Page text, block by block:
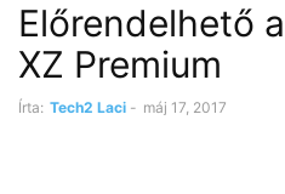
Előrendelhető
XZ Premium
Írta: Tech2 Laci - máj 17, 2017